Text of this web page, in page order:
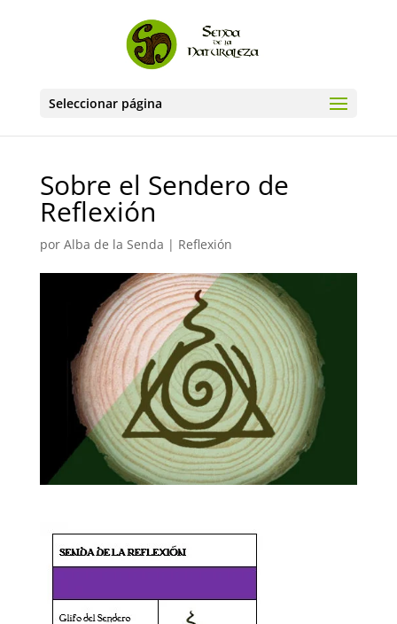
Seleccionar página
Sobre el Sendero de
Reflexión
por Alba de la Senda | Reflexión